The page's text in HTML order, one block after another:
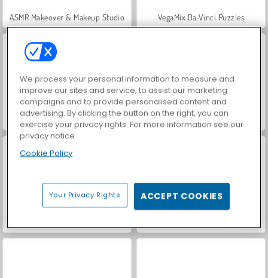
ASMR Makeover & Makeup Studio VegaMix Da Vinci Puzzles
Farm Merge Valley Hidden Object: Street of Secrets
We process your personal information to measure and
improve our sites and service, to assist our marketing
campaigns and to provide personalised content and
advertising. By clicking the button on the right, you can
exercise your privacy rights. For more information see our
privacy notice
Cookie Policy
Your Privacy Rights ACCEPT COOKIES